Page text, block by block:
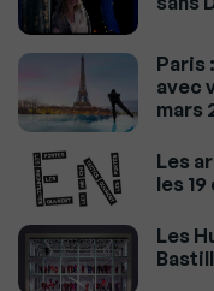
Paris
avec
mars
Les
les
Les